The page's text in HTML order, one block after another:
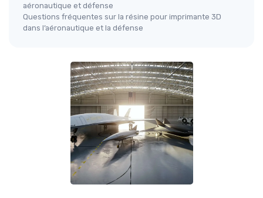
aéronautique et défense
Questions fréquentes sur la résine pour imprimante 3D
dans l’aéronautique et la défense